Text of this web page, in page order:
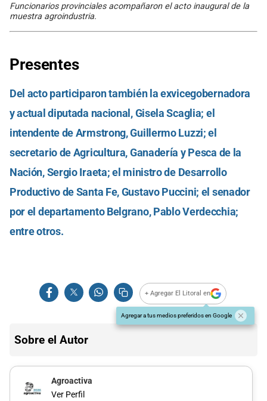
Funcionarios provinciales acompañaron el acto inaugural de la
muestra agroindustria.
Presentes
Del acto participaron también la exvicegobernadora
y actual diputada nacional, Gisela Scaglia; el
intendente de Armstrong, Guillermo Luzzi; el
secretario de Agricultura, Ganadería y Pesca de la
Nación, Sergio Iraeta; el ministro de Desarrollo
Productivo de Santa Fe, Gustavo Puccini; el senador
por el departamento Belgrano, Pablo Verdecchia;
entre otros.
+ Agregar El Litoral en
Agregar a tus medios preferidos en Google
Sobre el Autor
Agroactiva
Ver Perfil